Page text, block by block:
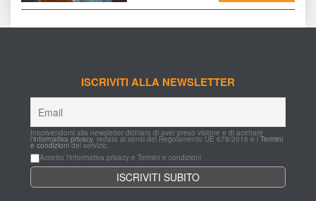
ISCRIVITI ALLA NEWSLETTER
Inscrivendomi alla newsletter dichiaro di aver preso visione e di acettare
l'informativa privacy, redata ai sensi del Regolamento UE 679/2016 e i Termini
e condizioni del servizio.
Accetto l'informativa privacy e Termini e condizioni